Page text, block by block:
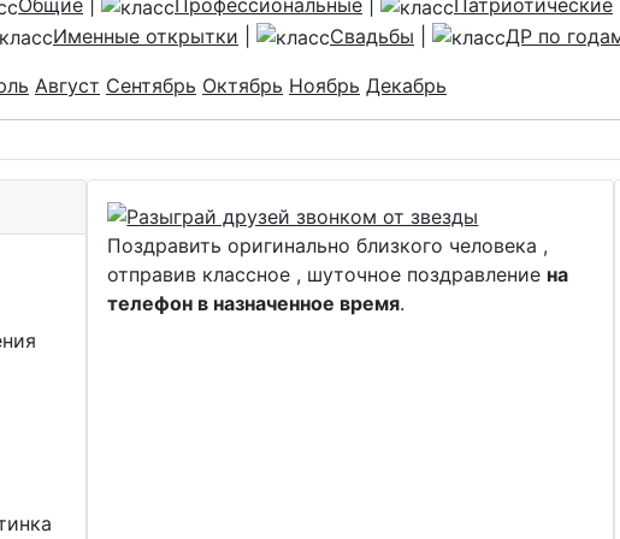
Общие Профессиональные Патриотические
Именные открытки Свадьбы ДР по
Август Сентябрь Октябрь Ноябрь Декабрь
Поздравить оригинально близкого человека ,
отправив классное , шуточное поздравление на
телефон в назначенное время.